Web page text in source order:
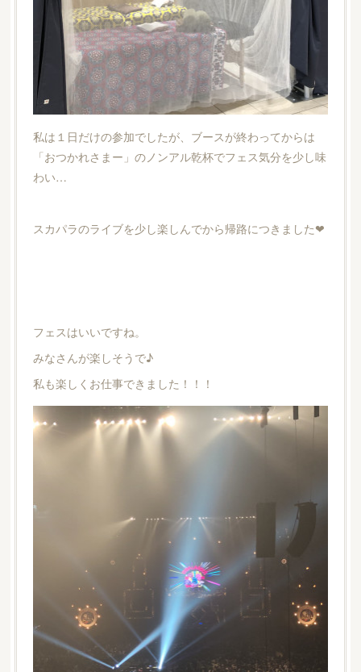
私は１日だけの参加でしたが、ブースが終わってからは
「おつかれさまー」のノンアル乾杯でフェス気分を少し味
わい…
スカパラのライブを少し楽しんでから帰路につきました❤︎
フェスはいいですね。
みなさんが楽しそうで♪
私も楽しくお仕事できました！！！